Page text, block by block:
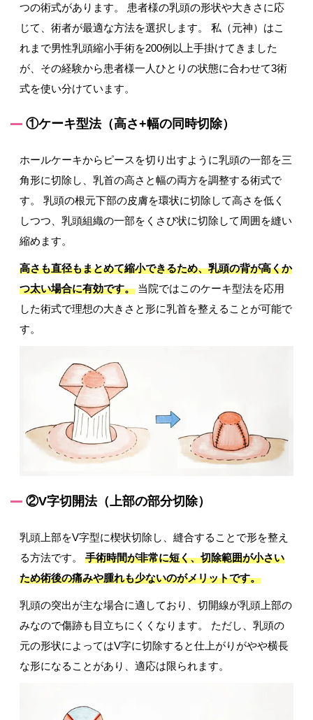
つの術式があります。 患者様の乳頭の形状や大きさに応
じて、術者が最適な方法を選択します。 私（元神）はこ
れまで男性乳頭縮小手術を200例以上手掛けてきました
が、その経験から患者様一人ひとりの状態に合わせて3術
式を使い分けています。
①ケーキ型法（高さ+幅の同時切除）
ホールケーキからピースを切り出すように乳頭の一部を三
角形に切除し、乳首の高さと幅の両方を調整する術式で
す。 乳頭の根元下部の皮膚を環状に切除して高さを低く
しつつ、乳頭組織の一部をくさび状に切除して周囲を縫い
縮めます。
高さも直径もまとめて縮小できるため、乳頭の背が高くか
つ太い場合に有効です。 当院ではこのケーキ型法を応用
した術式で理想の大きさと形に乳首を整えることが可能で
す。
②V字切開法（上部の部分切除）
乳頭上部をV字型に楔状切除し、縫合することで形を整え
る方法です。 手術時間が非常に短く、切除範囲が小さい
ため術後の痛みや腫れも少ないのがメリットです。
乳頭の突出が主な場合に適しており、切開線が乳頭上部の
みなので傷跡も目立ちにくくなります。 ただし、乳頭の
元の形状によってはV字に切除すると仕上がりがやや横長
な形になることがあり、適応は限られます。